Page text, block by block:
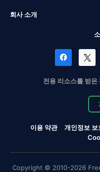
회사 소개
전용 리소스를 받
이용 약관 개인정보 보
Copyright © 2010-2026